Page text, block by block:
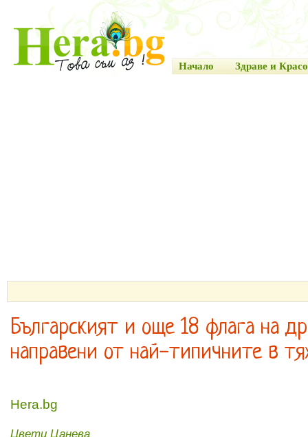
Начало Здраве и
Българският и още 18 флага на
направени от най-типичните в
Hera.bg
Цвети Цанева